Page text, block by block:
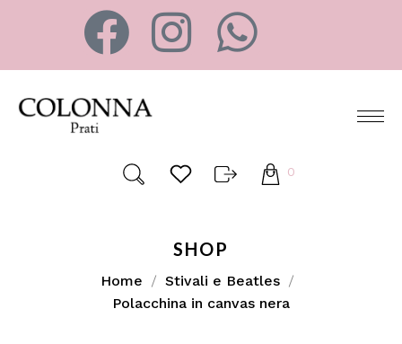
0
SHOP
Home
Stivali e Beatles
Polacchina in canvas nera